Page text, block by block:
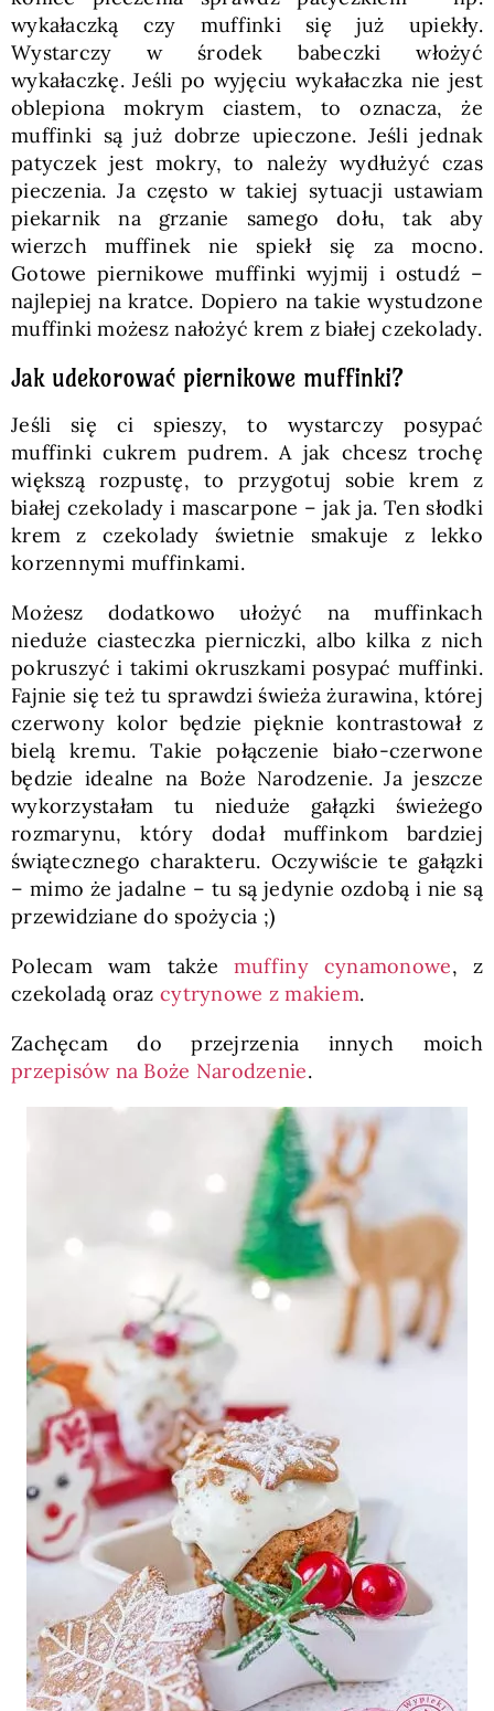
wykałaczką czy muffinki się już upiekły.
Wystarczy w środek babeczki włożyć
wykałaczkę. Jeśli po wyjęciu wykałaczka nie jest
oblepiona mokrym ciastem, to oznacza, że
muffinki są już dobrze upieczone. Jeśli jednak
patyczek jest mokry, to należy wydłużyć czas
pieczenia. Ja często w takiej sytuacji ustawiam
piekarnik na grzanie samego dołu, tak aby
wierzch muffinek nie spiekł się za mocno.
Gotowe piernikowe muffinki wyjmij i ostudź –
najlepiej na kratce. Dopiero na takie wystudzone
muffinki możesz nałożyć krem z białej czekolady.
Jak udekorować piernikowe muffinki?
Jeśli się ci spieszy, to wystarczy posypać
muffinki cukrem pudrem. A jak chcesz trochę
większą rozpustę, to przygotuj sobie krem z
białej czekolady i mascarpone – jak ja. Ten słodki
krem z czekolady świetnie smakuje z lekko
korzennymi muffinkami.
Możesz dodatkowo ułożyć na muffinkach
nieduże ciasteczka pierniczki, albo kilka z nich
pokruszyć i takimi okruszkami posypać muffinki.
Fajnie się też tu sprawdzi świeża żurawina, której
czerwony kolor będzie pięknie kontrastował z
bielą kremu. Takie połączenie biało-czerwone
będzie idealne na Boże Narodzenie. Ja jeszcze
wykorzystałam tu nieduże gałązki świeżego
rozmarynu, który dodał muffinkom bardziej
świątecznego charakteru. Oczywiście te gałązki
– mimo że jadalne – tu są jedynie ozdobą i nie są
przewidziane do spożycia ;)
Polecam wam także muffiny cynamonowe, z
czekoladą orazcytrynowe z makiem.
Zachęcam do przejrzenia innych moich
przepisów na Boże Narodzenie.